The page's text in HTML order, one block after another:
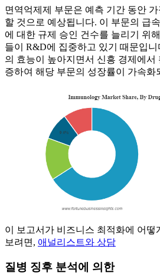
면역억제제 부문은 예측 기간 동안
할 것으로 예상됩니다. 이 부문의 급
에 대한 규제 승인 건수를 늘리기 위
들이 R&D에 집중하고 있기 때문입니
의 효능이 높아지면서 신흥 경제에서
증하여 해당 부문의 성장률이 가속화
이 보고서가 비즈니스 최적화에 어떻
보려면, 애널리스트와 상담
질병 징후 분석에 의한